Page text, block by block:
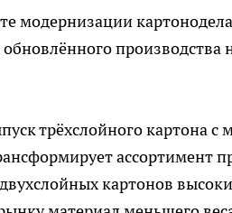
модернизации
производства
трёхслойного картона с
ассортимент
картонов